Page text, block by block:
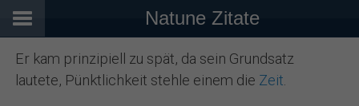
Natune Zitate
Er kam prinzipiell zu spät, da sein Grundsatz
lautete, Pünktlichkeit stehle einem die Zeit